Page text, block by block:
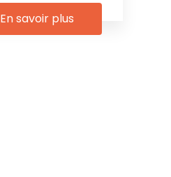
En savoir plus